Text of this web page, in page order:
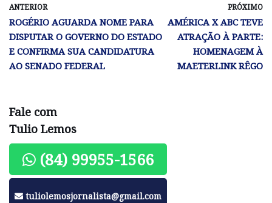
ANTERIOR
ROGÉRIO AGUARDA NOME PARA
DISPUTAR O GOVERNO DO ESTADO
E CONFIRMA SUA CANDIDATURA
AO SENADO FEDERAL
PRÓXIMO
AMÉRICA X ABC TEVE
ATRAÇÃO À PARTE:
HOMENAGEM À
MAETERLINK RÊGO
Fale com
Tulio Lemos
(84) 99955-1566
tuliolemosjornalista@gmail.com